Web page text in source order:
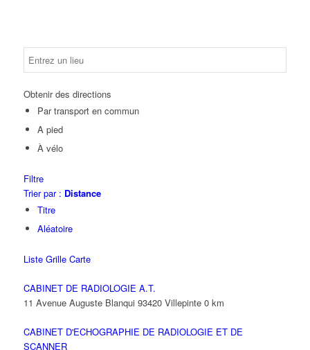
Obtenir des directions
Par transport en commun
A pied
À vélo
Filtre
Trier par : Distance
Titre
Aléatoire
Liste Grille Carte
CABINET DE RADIOLOGIE A.T.
11 Avenue Auguste Blanqui 93420 Villepinte 0 km
CABINET D'ECHOGRAPHIE DE RADIOLOGIE ET DE
SCANNER